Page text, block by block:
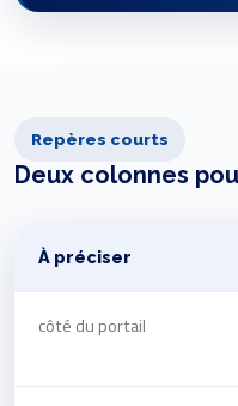
Repères courts
Deux colonnes
À préciser
côté du portail